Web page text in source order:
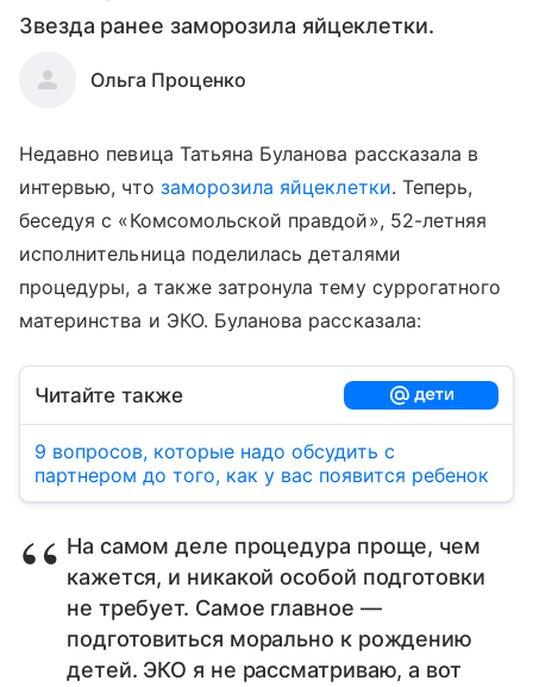
Звезда ранее заморозила яйцеклетки.
Ольга Проценко
Недавно певица Татьяна Буланова рассказала в
интервью, что заморозила яйцеклетки. Теперь,
беседуя с «Комсомольской правдой», 52-летняя
исполнительница поделилась деталями
процедуры, а также затронула тему суррогатного
материнства и ЭКО. Буланова рассказала:
Читайте также
9 вопросов, которые надо обсудить с
партнером до того, как у вас появится ребенок
На самом деле процедура проще, чем
кажется, и никакой особой подготовки
не требует. Самое главное —
подготовиться морально к рождению
детей. ЭКО я не рассматриваю, а вот